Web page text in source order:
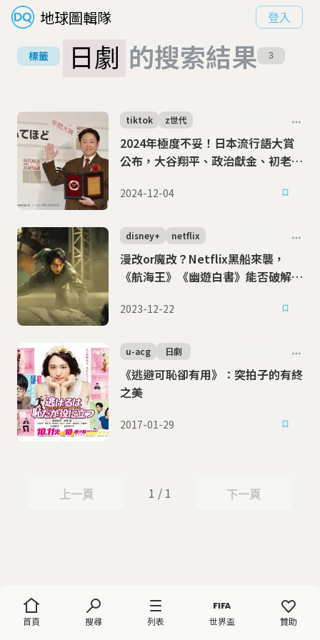
地球圖輯隊 登入
首頁 搜尋 列表 世界盃 贊助
標籤 日劇 的搜索結果 3
2024年極度不妥！日本流行語大賞
公布，大谷翔平、政治獻金、初老話
tiktok z世代
2024-12-04
漫改or魔改？Netflix黑船來襲，
《航海王》《幽遊白書》能否破解
disney+ netflix
2023-12-22
《逃避可恥卻有用》：突拍子的有終
之美
u-acg 日劇
2017-01-29
上一頁
上一頁 1 / 1 下一頁
下一頁